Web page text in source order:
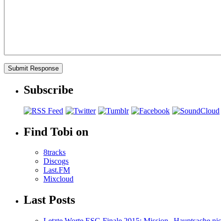
Subscribe
Find Tobi on
8tracks
Discogs
Last.FM
Mixcloud
Last Posts